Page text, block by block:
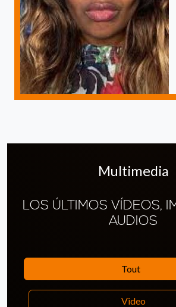
Multimedia
LOS ÚLTIMOS VÍDEOS,
AUDIOS
Tout
Video